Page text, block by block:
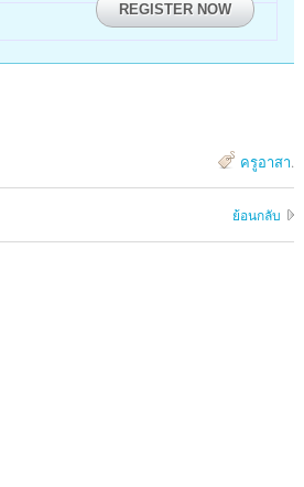
REGISTER NOW
ครูอาสา.
ย้อนกลับ